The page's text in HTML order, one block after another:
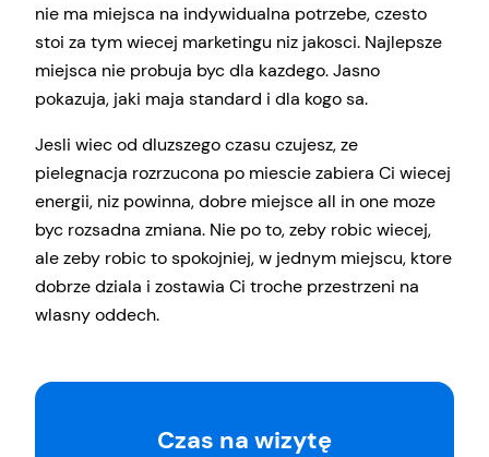
nie ma miejsca na indywidualna potrzebe, czesto
stoi za tym wiecej marketingu niz jakosci. Najlepsze
miejsca nie probuja byc dla kazdego. Jasno
pokazuja, jaki maja standard i dla kogo sa.
Jesli wiec od dluzszego czasu czujesz, ze
pielegnacja rozrzucona po miescie zabiera Ci wiecej
energii, niz powinna, dobre miejsce all in one moze
byc rozsadna zmiana. Nie po to, zeby robic wiecej,
ale zeby robic to spokojniej, w jednym miejscu, ktore
dobrze dziala i zostawia Ci troche przestrzeni na
wlasny oddech.
Czas na wizytę